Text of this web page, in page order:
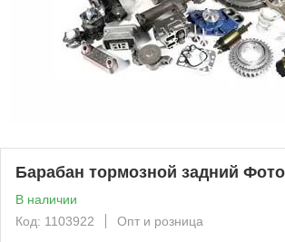
Барабан тормозной задний
В наличии
Код: 1103922
Опт и розница